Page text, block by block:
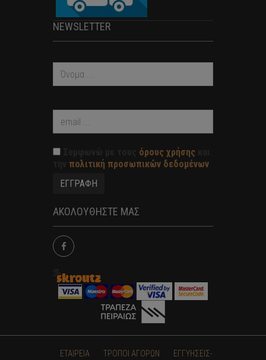
NEWSLETTER
όρους χρήσης
πολιτική προσωπικών δεδομένων
ΑΚΟΛΟΥΘΗΣΤΕ ΜΑΣ
ΕΤΑΙΡΕΙΑ ΤΡΟΠΟΙ ΑΓΟΡΩΝ ΕΓΓΥΗΣΕΙΣ-